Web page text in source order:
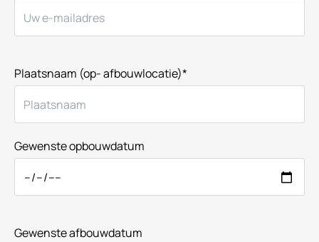
Plaatsnaam (op- afbouwlocatie)*
Gewenste opbouwdatum
Gewenste afbouwdatum